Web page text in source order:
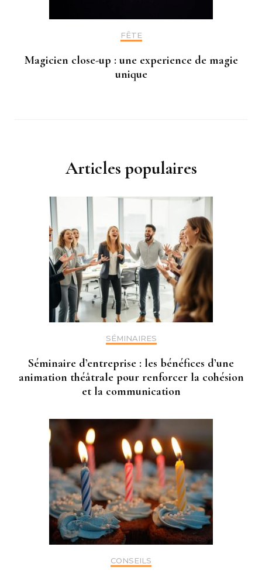
FÊTE
Magicien close-up : une experience de magie
unique
Articles populaires
SÉMINAIRES
Séminaire d’entreprise : les bénéfices d’une
animation théâtrale pour renforcer la cohésion
et la communication
CONSEILS